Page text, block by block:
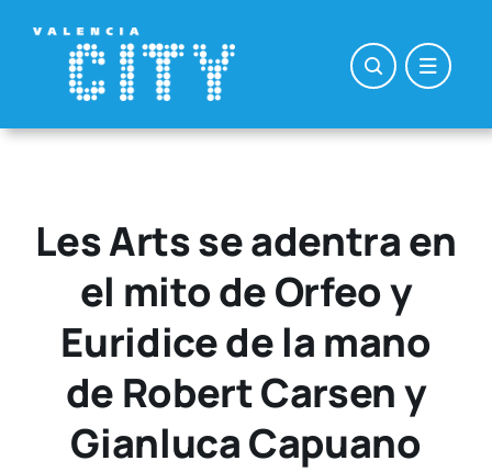
contenido
Les Arts se adentra en
el mito de Orfeo y
Euridice de la mano
de Robert Carsen y
Gianluca Capuano